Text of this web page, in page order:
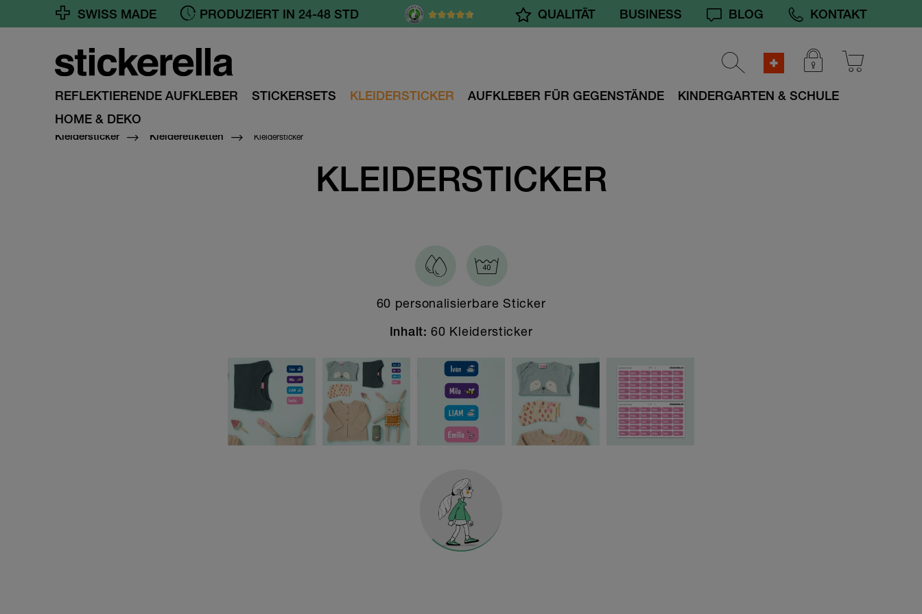
REFLEKTIERENDE AUFKLEBER STICKERSETS KLEIDERSTICKER AUFKLEBER FÜR GEGENSTÄNDE
KINDERGARTEN & SCHULE
HOME & DEKO
SWISS MADE GRATIS VERSAND AB 55.- CHF QUALITÄT BUSINESS BLOG KONTAKT
Kleidersticker Kleideretiketten Kleidersticker
KLEIDERSTICKER
60 personalisierbare Sticker
Inhalt: 60 Kleidersticker